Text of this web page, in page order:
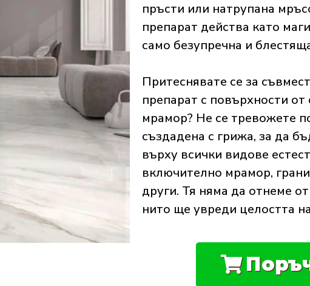
пръсти или натрупана
препарат действа като
само безупречна и
Притеснявате се за
препарат с повърхности
мрамор? Не се тревожете
създадена с грижа, за да
върху всички видове
включително мрамор,
други. Тя няма да отнеме
нито ще увреди целостта